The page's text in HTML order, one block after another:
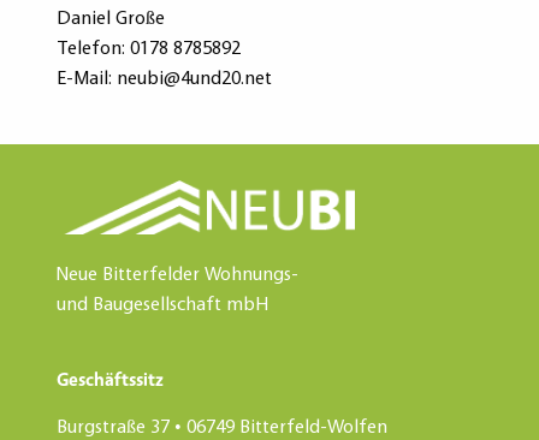
Daniel Große
Telefon: 0178 8785892
E-Mail: neubi@4und20.net
Neue Bitterfelder Wohnungs-
und Baugesellschaft mbH
Geschäftssitz
Burgstraße 37 •06749 Bitterfeld-Wolfen